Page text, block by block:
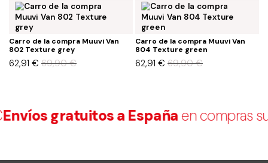
Carro de la compra Muuvi Van
802 Texture grey
69,90€
62,91 €
Carro de la compra Muuvi Van
804 Texture green
69,90€
62,91 €
gratuitos a Españaen compras